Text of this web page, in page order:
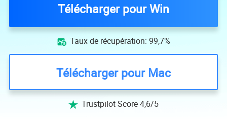
Télécharger pour Win
 Taux de récupération: 99,7%
Télécharger pour Mac
 Trustpilot Score 4,6/5